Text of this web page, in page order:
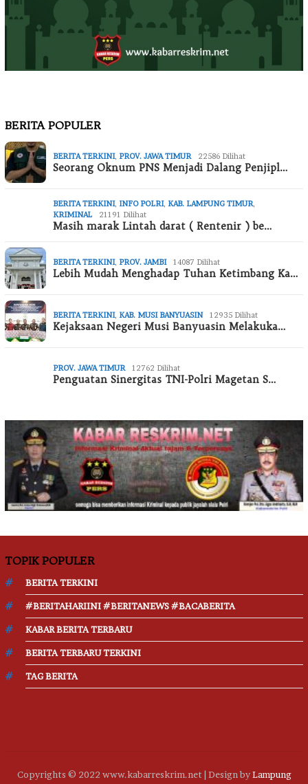
BERITA POPULER
BERITA TERKINI, PROV. JAWA TIMUR 22586 Dilihat
Seorang Oknum PNS Menjadi Dalang Penjipl…
BERITA TERKINI, INFO POLRI, KAB. LAMPUNG TIMUR,
KRIMINAL
21191 Dilihat
Masih marak Lintah darat ( Rentenir ) be…
BERITA TERKINI, PROV. JAMBI 14087 Dilihat
Lebih Mudah Menghadap Tuhan Ketimbang Ka…
BERITA TERKINI, KAB. MUSI BANYUASIN 12935 Dilihat
Kejaksaan Negeri Musi Banyuasin Melakuka…
PROV. JAWA TIMUR 12762 Dilihat
Penguatan Sinergitas TNI-Polri Magetan S…
TOPIK POPULER
BERITA TERKINI
#BERITAHARIINI #BERITANEWS #BACABERITA
KABAR BERITA TERBARU
BERITA TERBARU TERKINI
TAG BERITA
Copyrights © 2022 www.kabarreskrim.net | Design byLampung